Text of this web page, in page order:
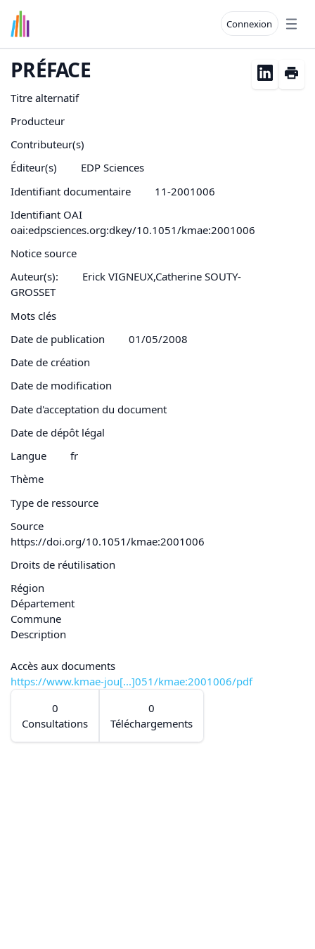
Connexion
PRÉFACE
Titre alternatif
Producteur
Contributeur(s)
Éditeur(s)
EDP Sciences
Identifiant documentaire
11-2001006
Identifiant OAI
oai:edpsciences.org:dkey/10.1051/kmae:2001006
Notice source
Auteur(s):
Erick VIGNEUX,Catherine SOUTY-
GROSSET
Mots clés
Date de publication
01/05/2008
Date de création
Date de modification
Date d'acceptation du document
Date de dépôt légal
Langue
fr
Thème
Type de ressource
Source
https://doi.org/10.1051/kmae:2001006
Droits de réutilisation
Région
Département
Commune
Description
Accès aux documents
https://www.kmae-jou[...]051/kmae:2001006/pdf
0
Consultations
0
Téléchargements